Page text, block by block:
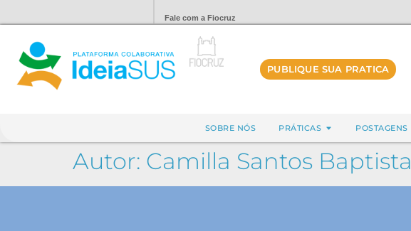
Fale com a Fiocruz
PUBLIQUE SUA PRATICA
SOBRE NÓS PRÁTICAS POSTAGENS
Autor: Camilla Santos Baptista